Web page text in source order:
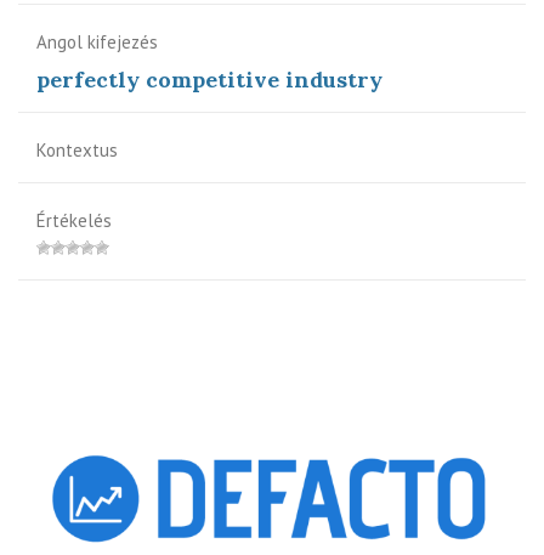
Angol kifejezés
perfectly competitive industry
Kontextus
Értékelés